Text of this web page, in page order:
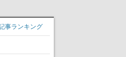
事ランキング